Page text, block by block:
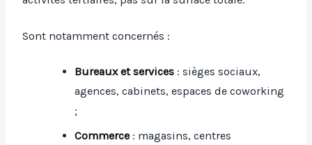
Sont notamment concernés :
Bureaux et services : sièges sociaux,
agences, cabinets, espaces de coworking
;
Commerce : magasins, centres